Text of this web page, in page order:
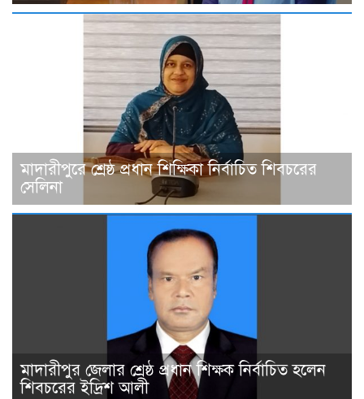
মাদারীপুরে শ্রেষ্ঠ প্রধান শিক্ষিকা নির্বাচিত শিবচরের
সেলিনা
মাদারীপুর জেলার শ্রেষ্ঠ প্রধান শিক্ষক নির্বাচিত হলেন
শিবচরের ইদ্রিশ আলী